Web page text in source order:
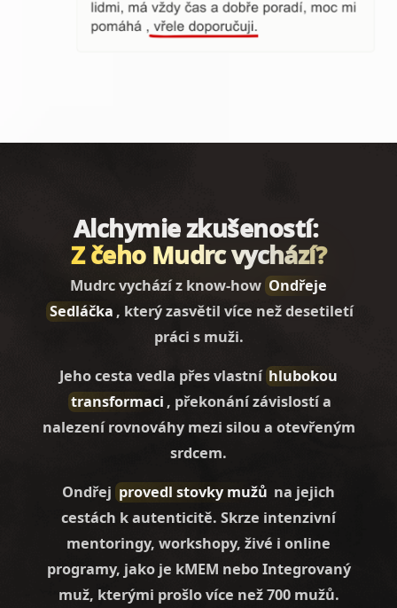
Alchymie zkušeností:
Z čeho Mudrc vychází?
Mudrc vychází z know-how Ondřeje
Sedláčka , který zasvětil více než desetiletí
práci s muži.
Jeho cesta vedla přes vlastní hlubokou
transformaci , překonání závislostí a
nalezení rovnováhy mezi silou a otevřeným
srdcem.
Ondřej provedl stovky mužů na jejich
cestách k autenticitě. Skrze intenzivní
mentoringy, workshopy, živé i online
programy, jako je kMEM nebo Integrovaný
muž, kterými prošlo více než 700 mužů.